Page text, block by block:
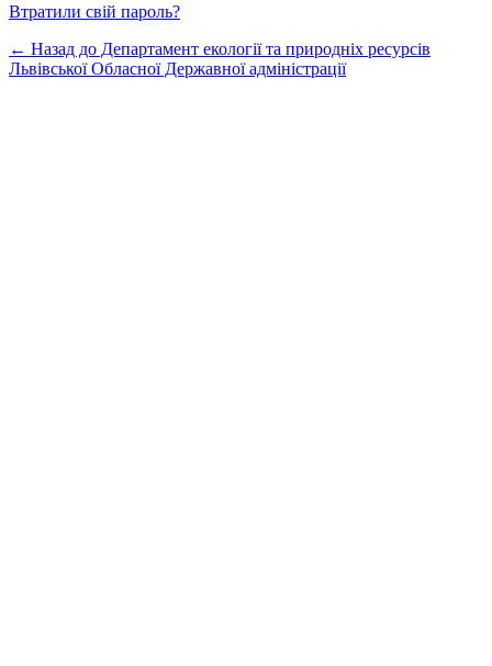
Втратили свій пароль?
← Назад до Департамент екології та природніх ресурсів
Львівської Обласної Державної адміністрації